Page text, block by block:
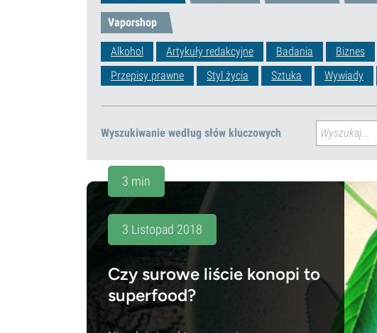
Vaporshop
Alkohol Artykuły redakcyjne Badania Biznes
Przepisy prawne
Styl życia Sztuka Wywiady
Wyszukiwanie według słów kluczowych
3 min
3 Listopad 2018
Czy surowe liście konopi to
superfood?